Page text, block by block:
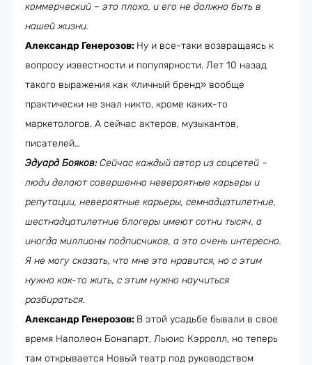
коммерческий – это плохо, и его не должно быть в
нашей жизни.
Александр Генерозов: Ну и все-таки возвращаясь к
вопросу известности и популярности. Лет 10 назад
такого выражения как «личный бренд» вообще
практически не знал никто, кроме каких-то
маркетологов. А сейчас актеров, музыкантов,
писателей…
Эдуард Бояков:Сейчас каждый автор из соцсетей –
люди делают совершенно невероятные карьеры и
репутации, невероятные карьеры, семнадцатилетние,
шестнадцатилетние блогеры имеют сотни тысяч, а
иногда миллионы подписчиков, а это очень интересно.
Я не могу сказать, что мне это нравится, но с этим
нужно как-то жить, с этим нужно научиться
разбираться.
Александр Генерозов: В этой усадьбе бывали в свое
время Наполеон Бонапарт, Льюис Кэрролл, но теперь
там открывается Новый театр под руководством